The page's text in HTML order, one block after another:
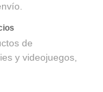
de
y videojuegos,